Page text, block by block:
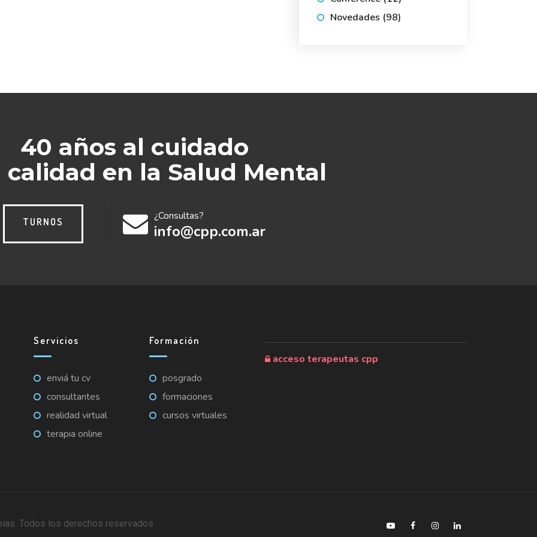
Novedades (98)
40 años al cuidado
calidad en la Salud Mental
TURNOS ¿Consultas?
info@cpp.com.ar
Servicios
enviá tu cv
consultantes
realidad virtual
terapia online
Formación
posgrado
formaciones
cursos virtuales
acceso terapeutas cpp
Todos los derechos reservados